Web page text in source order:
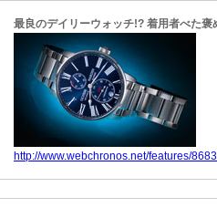
最良のデイリーウォッチ!? 着用者べた
http://www.webchronos.net/features/